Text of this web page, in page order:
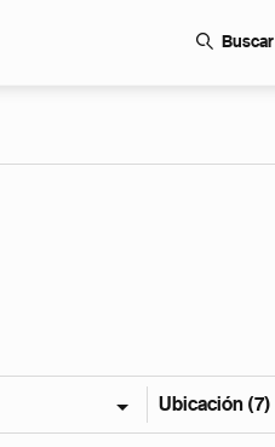
Buscar
Ubicación (7)